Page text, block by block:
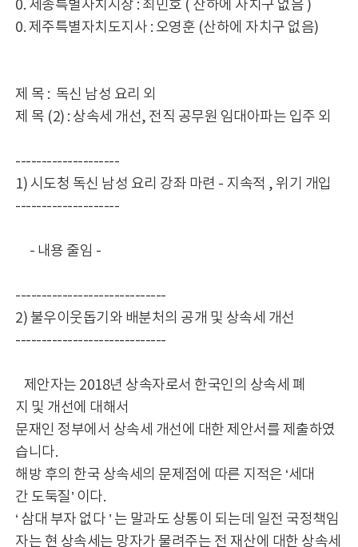
0. 세종특별자치시장 : 최민호 ( 산하에 자치구 없음 )
0. 제주특별자치도지사 : 오영훈 (산하에 자치구 없음)
제 목 : 독신 남성 요리 외
제 목 (2) : 상속세 개선, 전직 공무원 임대아파는 입주 외
--------------------
1) 시도청 독신 남성 요리 강좌 마련 - 지속적 , 위기 개입
--------------------
- 내용 줄임 -
-----------------------------
2) 불우이웃돕기와 배분처의 공개 및 상속세 개선
-----------------------------
제안자는 2018년 상속자로서 한국인의 상속세 폐
지 및 개선에 대해서
문재인 정부에서 상속세 개선에 대한 제안서를 제출하였
습니다.
해방 후의 한국 상속세의 문제점에 따른 지적은 ‘세대
간 도둑질’ 이다.
‘ 삼대 부자 없다 ’ 는 말과도 상통이 되는데 일전 국정책임
자는 현 상속세는 망자가 물려주는 전 재산에 대한 상속세